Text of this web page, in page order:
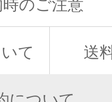
て 送